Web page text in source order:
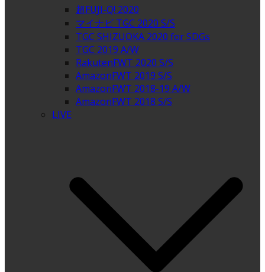
超FUJI-Q! 2020
マイナビ TGC 2020 S/S
TGC SHIZUOKA 2020 for SDGs
TGC 2019 A/W
RakutenFWT 2020 S/S
AmazonFWT 2019 S/S
AmazonFWT 2018-19 A/W
AmazonFWT 2018 S/S
LIVE